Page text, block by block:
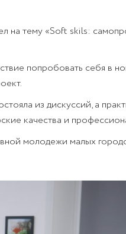
тему «Soft skils:
попробовать себя в
из дискуссий, а
качества и
молодежи малых